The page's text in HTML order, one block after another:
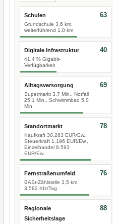
Schulen
Grundschule 3,6 km,
weiterführend 1,0 km
63
Digitale Infrastruktur
41,4 % Gigabit-
Verfügbarkeit
40
Alltagsversorgung
Supermarkt 3,7 Min., Notfall
25,1 Min., Schwimmbad 5,0
Min.
69
Standortmarkt
Kaufkraft 30.283 EUR/Ew.,
Steuerkraft 1.196 EUR/Ew.,
Einzelhandel 8.593
EUR/Ew.
78
Fernstraßenumfeld
BASt-Zählstelle 3,5 km,
3.582 Kfz/Tag
76
Regionale
Sicherheitslage
88